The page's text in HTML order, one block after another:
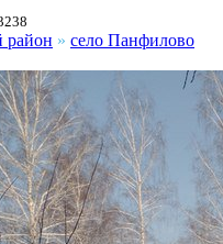
район » село Панфилово